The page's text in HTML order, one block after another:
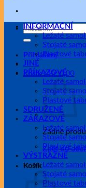
Hledat:
Přihlášení
Košík /Kč0,00
Žádné
Zpět do
Košík
INFORMAČNÍ
Ležaté
Stojaté
Plastové
JINÉ
PŘÍKAZOVÉ
Ležaté
Stojaté
Plastové
SDRUŽENÉ
ZÁKAZOVÉ
Ležaté
Stojaté
Plastové
VÝSTRAŽNÉ
Ležaté
Stojaté
Plastové